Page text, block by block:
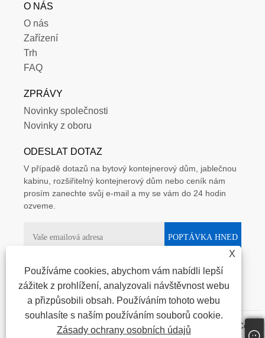
O NÁS
O nás
Zařízení
Trh
FAQ
ZPRÁVY
Novinky společnosti
Novinky z oboru
ODESLAT DOTAZ
V případě dotazů na bytový kontejnerový dům, jablečnou
kabinu, rozšiřitelný kontejnerový dům nebo ceník nám
prosím zanechte svůj e-mail a my se vám do 24 hodin
ozveme.
Copyright © 2025 Weifang Ante Steel Structure Engineering Co.,
Ltd. Všechna práva vyhrazena.
X
Používáme cookies, abychom vám nabídli lepší
zážitek z prohlížení, analyzovali návštěvnost webu
a přizpůsobili obsah. Používáním tohoto webu
souhlasíte s naším používáním souborů cookie.
Zásady ochrany osobních údajů